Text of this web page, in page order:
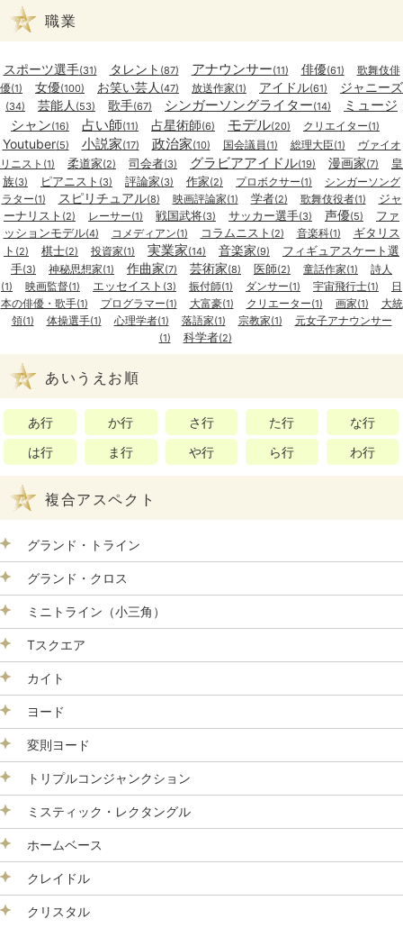
職業
スポーツ選手(31) タレント (87) アナウンサー(11) 俳優(61)
歌舞伎俳
優(1) 女優(100) お笑い芸人 (47) 放送作家(1) アイドル(61) ジャニーズ
(34) 芸能人 (53) 歌手(67) シンガーソングライター(14)
ミュージ
シャン(16) 占い師(11) 占星術師(6) モデル(20) クリエイター(1)
Youtuber(5) 小説家(17) 政治家(10) 国会議員(1) 総理大臣(1)
ヴァイオ
リニスト (1) 柔道家(2) 司会者(3) グラビアアイドル(19) 漫画家(7)
皇
族(3) ピアニスト (3) 評論家(3) 作家(2) プロボクサー(1)
シンガーソング
ラター(1) スピリチュアル(8) 映画評論家(1) 学者(2) 歌舞伎役者(1)
ジャ
ーナリスト (2) レーサー(1) 戦国武将(3) サッカー選手(3) 声優(5)
ファ
ッションモデル(4) コメディアン(1) コラムニスト (2) 音楽科(1)
ギタリス
ト (2) 棋士(2) 投資家(1) 実業家(14) 音楽家(9)
フィギュアスケート選
手(3) 神秘思想家(1) 作曲家(7) 芸術家(8) 医師(2) 童話作家(1) 詩人
(1) 映画監督(1) エッセイスト (3) 振付師(1) ダンサー(1) 宇宙飛行士(1)
日
本の俳優・歌手(1) プログラマー(1) 大富豪(1) クリエーター(1) 画家(1)
大統
領(1) 体操選手(1) 心理学者(1) 落語家(1) 宗教家(1) 元女子アナウンサー
(1) 科学者(2)
あいうえお順
あ行 か行 さ行 た行
な行
は行
ま行 や行 ら行 わ行
複合アスペクト
グランド・トライン
グランド・クロス
ミニトライン（小三角）
Tスクエア
カイト
ヨード
変則ヨード
トリプルコンジャンクション
ミスティック・レクタングル
ホームベース
クレイドル
クリスタル